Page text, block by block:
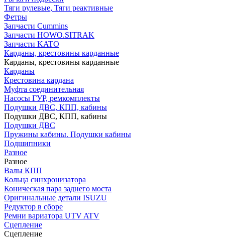
Тяги рулевые, Тяги реактивные
Фетры
Запчасти Cummins
Запчасти HOWO.SITRAK
Запчасти KATO
Карданы, крестовины карданные
Карданы, крестовины карданные
Карданы
Крестовина кардана
Муфта соединительная
Насосы ГУР, ремкомплекты
Подушки ДВС, КПП, кабины
Подушки ДВС, КПП, кабины
Подушки ДВС
Пружины кабины. Подушки кабины
Подшипники
Разное
Разное
Валы КПП
Кольца синхронизатора
Коническая пара заднего моста
Оригинальные детали ISUZU
Редуктор в сборе
Ремни вариатора UTV ATV
Сцепление
Сцепление